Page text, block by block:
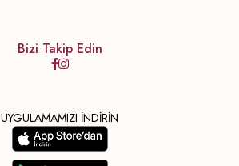
Bizi Takip Edin
UYGULAMAMIZI İNDİRİN